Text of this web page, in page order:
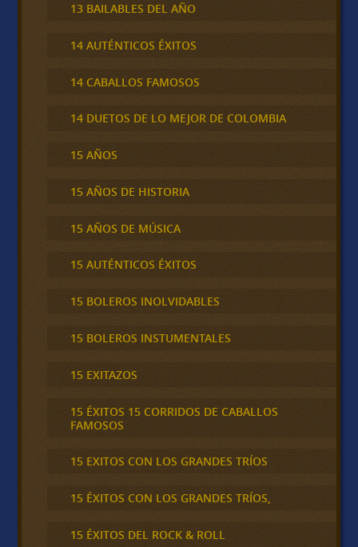
13 BAILABLES DEL AÑO
14 AUTÉNTICOS ÉXITOS
14 CABALLOS FAMOSOS
14 DUETOS DE LO MEJOR DE COLOMBIA
15 AÑOS
15 AÑOS DE HISTORIA
15 AÑOS DE MÚSICA
15 AUTÉNTICOS ÉXITOS
15 BOLEROS INOLVIDABLES
15 BOLEROS INSTUMENTALES
15 EXITAZOS
15 ÉXITOS 15 CORRIDOS DE CABALLOS
FAMOSOS
15 EXITOS CON LOS GRANDES TRÍOS
15 ÉXITOS CON LOS GRANDES TRÍOS,
15 ÉXITOS DEL ROCK & ROLL